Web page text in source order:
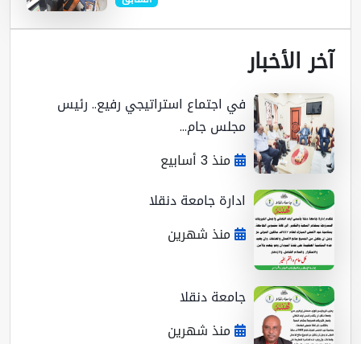
الأخبار
في اجتماع استراتيجي رفيع.. رئيس
مجلس جام...
منذ 3 أسابيع
ادارة جامعة دنقلا
منذ شهرين
جامعة دنقلا
منذ شهرين